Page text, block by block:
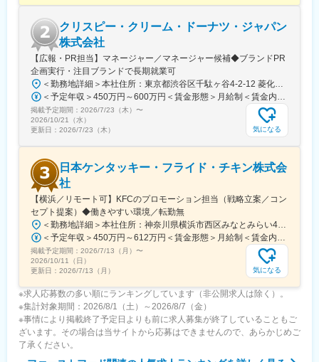
国内外への積極的な出店と業態開発を通じて、2030年までにグル
ープのグローバル売上1000億円を目標としています。そのため中
途採用に力を入れ、変革を起こせる人材を獲得し。新しい価値観
の導入を進め、店舗数の拡大・新業態の開発・M＆Aなどを実行
し、企業の成長を目指します。
変更の範囲：会社の定める業務
クリスピー・クリーム・ドーナツ・ジャパン
株式会社
【広報・PR担当】マネージャー／マネージャー候補◆ブランドPR
企画実行・注目ブランドで長期就業可
掲載予定期間： 2026/7/23（木） 〜
2026/10/21（水）
更新日： 2026/7/23（木） 気になる
日本ケンタッキー・フライド・チキン株式会
社
【横浜／リモート可】KFCのプロモーション担当（戦略立案／コン
セプト提案）◆働きやすい環境／転勤無
掲載予定期間： 2026/7/13（月） 〜
2026/10/11（日）
更新日： 2026/7/13（月） 気になる
※求人応募数の多い順にランキングしています（非公開求人は除く）。
※集計対象期間：2026/8/1（土）～2026/8/7（金）
※事情により掲載終了予定日よりも前に求人募集が終了していることもご
ざいます。その場合は当サイトから応募はできませんので、あらかじめご
了承ください。